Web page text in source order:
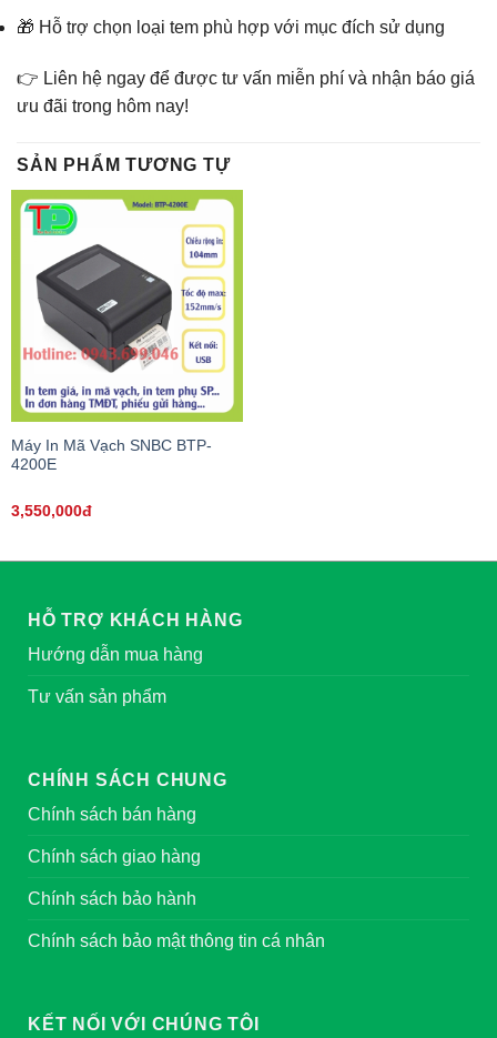
🎁 Hỗ trợ chọn loại tem phù hợp với mục đích sử dụng
👉 Liên hệ ngay để được tư vấn miễn phí và nhận báo giá
ưu đãi trong hôm nay!
SẢN PHẨM TƯƠNG TỰ
Máy In Mã Vạch SNBC BTP-
4200E
3,550,000đ
HỖ TRỢ KHÁCH HÀNG
Hướng dẫn mua hàng
Tư vấn sản phẩm
CHÍNH SÁCH CHUNG
Chính sách bán hàng
Chính sách giao hàng
Chính sách bảo hành
Chính sách bảo mật thông tin cá nhân
KẾT NỐI VỚI CHÚNG TÔI